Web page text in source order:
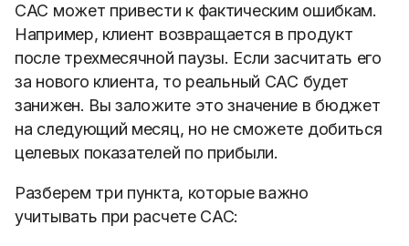
САС может привести к фактическим ошибкам.
Например, клиент возвращается в продукт
после трехмесячной паузы. Если засчитать его
за нового клиента, то реальный САС будет
занижен. Вы заложите это значение в бюджет
на следующий месяц, но не сможете добиться
целевых показателей по прибыли.
Разберем три пункта, которые важно
учитывать при расчете САС: